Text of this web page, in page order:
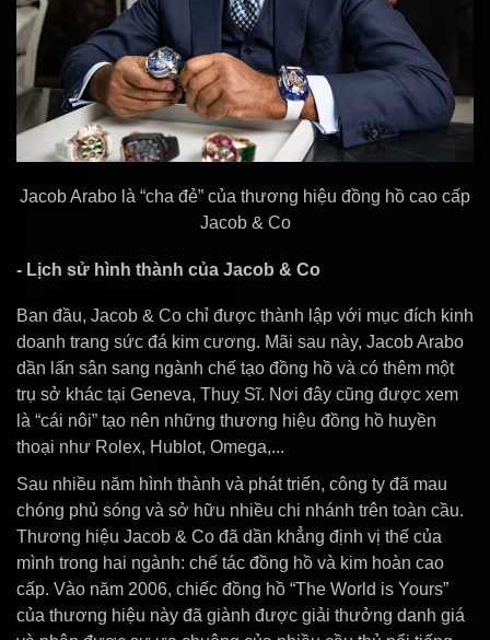
Jacob Arabo là “cha đẻ” của thương hiệu đồng hồ cao cấp
Jacob & Co
- Lịch sử hình thành của Jacob & Co
Ban đầu, Jacob & Co chỉ được thành lập với mục đích kinh
doanh trang sức đá kim cương. Mãi sau này, Jacob Arabo
dần lấn sân sang ngành chế tạo đồng hồ và có thêm một
trụ sở khác tại Geneva, Thuỵ Sĩ. Nơi đây cũng được xem
là “cái nôi” tạo nên những thương hiệu đồng hồ huyền
thoại như Rolex, Hublot, Omega,...
Sau nhiều năm hình thành và phát triển, công ty đã mau
chóng phủ sóng và sở hữu nhiều chi nhánh trên toàn cầu.
Thương hiệu Jacob & Co đã dần khẳng định vị thế của
mình trong hai ngành: chế tác đồng hồ và kim hoàn cao
cấp. Vào năm 2006, chiếc đồng hồ “The World is Yours”
của thương hiệu này đã giành được giải thưởng danh giá